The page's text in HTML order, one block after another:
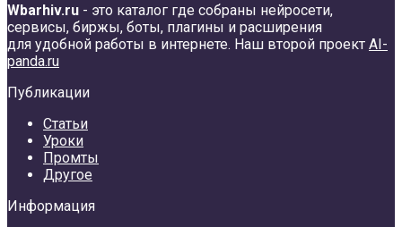
Wbarhiv.ru - это каталог где собраны нейросети,
сервисы, биржы, боты, плагины и расширения
для удобной работы в интернете. Наш второй проект AI-
panda.ru
Публикации
Статьи
Уроки
Промты
Другое
Информация